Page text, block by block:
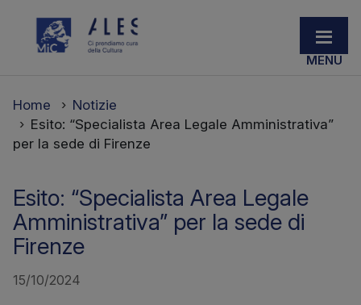
Home
Notizie
Esito: “Specialista Area Legale Amministrativa”
per la sede di Firenze
Esito: “Specialista Area Legale
Amministrativa” per la sede di
Firenze
15/10/2024